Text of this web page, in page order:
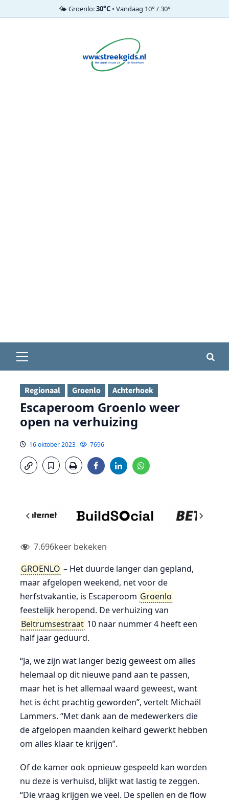
🌤️ Groenlo:30°C• Vandaag 10° / 30°
menu
Regionaal Groenlo Achterhoek
Escaperoom Groenlo weer
open na verhuizing
16 oktober 2023 7696
7.696keer bekeken
GROENLO – Het duurde langer dan gepland,
maar afgelopen weekend, net voor de
herfstvakantie, is Escaperoom Groenlo
feestelijk heropend. De verhuizing van
Beltrumsestraat 10 naar nummer 4 heeft een
half jaar geduurd.
“Ja, we zijn wat langer bezig geweest om alles
helemaal op dit nieuwe pand aan te passen,
maar het is het allemaal waard geweest, want
het is écht prachtig geworden”, vertelt Michaël
Lammers. “Met dank aan de medewerkers die
de afgelopen maanden keihard gewerkt hebben
om alles klaar te krijgen”.
Of de kamer ook opnieuw gespeeld kan worden
nu deze is verhuisd, blijkt wat lastig te zeggen.
“Die vraag krijgen we veel. De spellen en de flow